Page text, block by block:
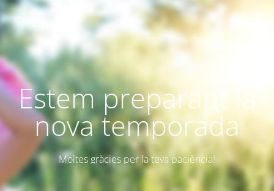
Estem preparant la
nova temporada
Moltes gràcies per la teva paciència!